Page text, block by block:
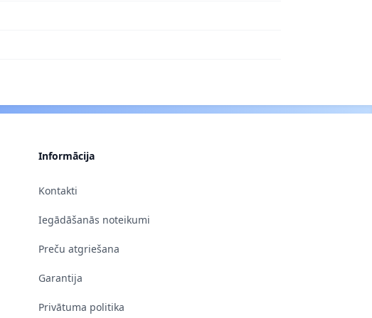
Informācija
Kontakti
Iegādāšanās noteikumi
Preču atgriešana
Garantija
Privātuma politika